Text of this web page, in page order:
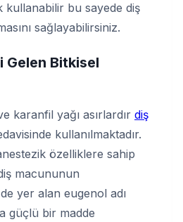
kullanabilir bu sayede diş
sağlayabilirsiniz.
Gelen Bitkisel
karanfil yağı asırlardır diş
kullanılmaktadır.
özelliklere sahip
macununun
yer alan eugenol adı
güçlü bir madde